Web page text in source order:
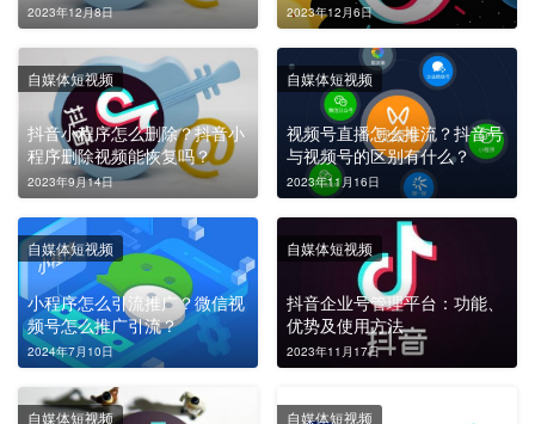
2023年12月8日 2023年12月6日
抖音小程序怎么删除？抖音小
程序删除视频能恢复吗？
2023年9月14日
自媒体短视频
视频号直播怎么推流？抖音号
与视频号的区别有什么？
2023年11月16日
自媒体短视频
小程序怎么引流推广？微信视
频号怎么推广引流？
2024年7月10日
自媒体短视频
抖音企业号管理平台：功能、
优势及使用方法
2023年11月17日
自媒体短视频
自媒体短视频 自媒体短视频